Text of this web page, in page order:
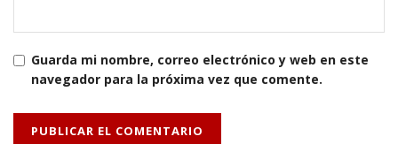
Guarda mi nombre, correo electrónico y web en este
navegador para la próxima vez que comente.